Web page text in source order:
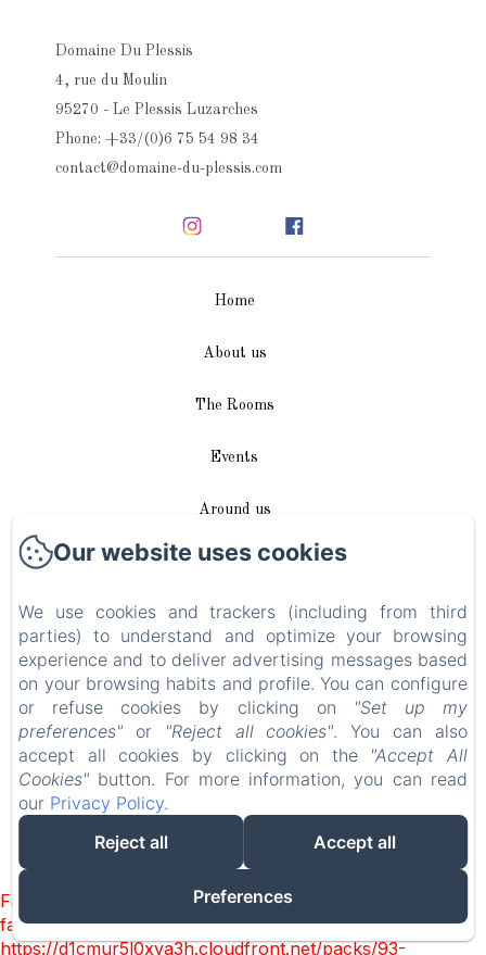
Domaine Du Plessis
4, rue du Moulin
95270 - Le Plessis Luzarches
Phone: +33/(0)6 75 54 98 34
contact@domaine-du-plessis.com
Home
About us
The Rooms
Events
Around us
Access / Contact
Plan du site
Blog
Legal notice
EN FR DE
Powered using Amenitiz
Failed to load BookingEngine/index: Loading chunk 93
failed. (missing:
https://d1cmur5l0xva3h.cloudfront.net/packs/93-
Our website uses cookies
We use cookies and trackers (including from third
parties) to understand and optimize your browsing
experience and to deliver advertising messages based
on your browsing habits and profile. You can configure
or refuse cookies by clicking on
"Set up my
preferences" or "Reject all cookies". You can also
accept all cookies by clicking on the "Accept All
Cookies" button. For more information, you can read
our Privacy Policy.
Reject all
Accept all
Preferences